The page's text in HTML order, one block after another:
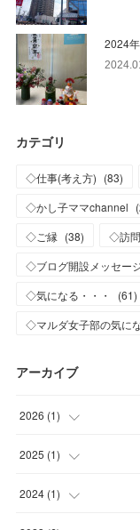
2024
カテゴリ
◇仕事(考え方) (83)
◇かし子ママchannel (
◇ご縁 (38) ◇訪問
◇ブログ開設メッセー
◇気になる・・・
(61)
◇マルダ女子部の気に
アーカイブ
2026 (1)
( )
2025 (1)
( )
2024 (1)